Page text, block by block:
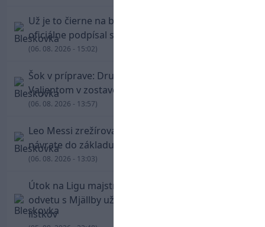
Už je to čierne na bielom: Mohamed Salah
oficiálne podpísal s Trabzonsporom
(06. 08. 2026 - 15:02)
Šok v príprave: Druholigová Mallorca s
Valjentom v zostave zdolala PSG
(06. 08. 2026 - 13:57)
Leo Messi zrežíroval obrat Interu Miami, pri
návrate do základu strelil dva góly
(06. 08. 2026 - 13:03)
Útok na Ligu majstrov láka! Slovan hlási na
odvetu s Mjällby už viac ako 13-tisíc predaných
lístkov